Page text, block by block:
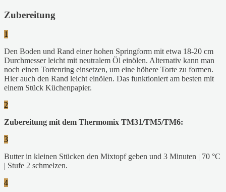
Zubereitung
1
Den Boden und Rand einer hohen Springform mit etwa 18-20 cm
Durchmesser leicht mit neutralem Öl einölen. Alternativ kann man
noch einen Tortenring einsetzen, um eine höhere Torte zu formen.
Hier auch den Rand leicht einölen. Das funktioniert am besten mit
einem Stück Küchenpapier.
2
Zubereitung mit dem Thermomix TM31/TM5/TM6:
3
Butter in kleinen Stücken den Mixtopf geben und 3 Minuten | 70 °C
| Stufe 2 schmelzen.
4